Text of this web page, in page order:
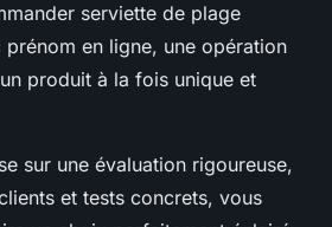
serviette de plage
prénom en ligne, une opération
produit à la fois unique et
sur une évaluation rigoureuse,
et tests concrets, vous